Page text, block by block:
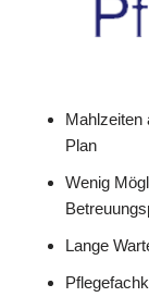
Mahlzeiten
Plan
Wenig
Lange